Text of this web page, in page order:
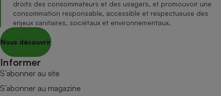
droits des consommateurs et des usagers, et promouvoir une
consommation responsable, accessible et respectueuse des
enjeux sanitaires, sociétaux et environnementaux.
Nous découvrir
Informer
S’abonner au site
S’abonner au magazine